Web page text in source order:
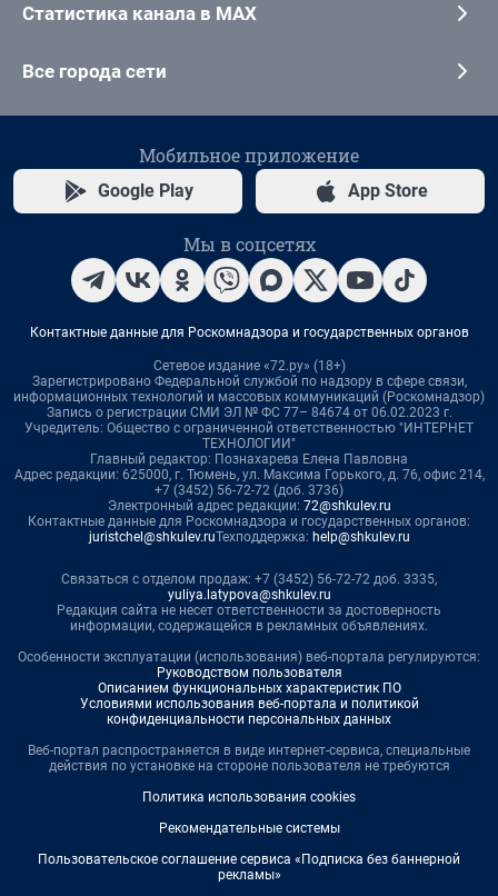
Статистика канала в MAX
Все города сети
Мобильное приложение
Google Play App Store
Мы в соцсетях
Контактные данные для Роскомнадзора и государственных органов
Сетевое издание «72.ру» (18+)
Зарегистрировано Федеральной службой по надзору в сфере связи,
информационных технологий и массовых коммуникаций (Роскомнадзор)
Запись о регистрации СМИ ЭЛ № ФС 77– 84674 от 06.02.2023 г.
Учредитель: Общество с ограниченной ответственностью "ИНТЕРНЕТ
ТЕХНОЛОГИИ"
Главный редактор: Познахарева Елена Павловна
Адрес редакции: 625000, г. Тюмень, ул. Максима Горького, д. 76, офис 214,
+7 (3452) 56-72-72 (доб. 3736)
Электронный адрес редакции: 72@shkulev.ru
Контактные данные для Роскомнадзора и государственных органов:
juristchel@shkulev.ruТехподдержка: help@shkulev.ru
Связаться с отделом продаж: +7 (3452) 56-72-72 доб. 3335,
yuliya.latypova@shkulev.ru
Редакция сайта не несет ответственности за достоверность
информации, содержащейся в рекламных объявлениях.
Особенности эксплуатации (использования) веб-портала регулируются:
Руководством пользователя
Описанием функциональных характеристик ПО
Условиями использования веб-портала и политикой
конфиденциальности персональных данных
Веб-портал распространяется в виде интернет-сервиса, специальные
действия по установке на стороне пользователя не требуются
Политика использования cookies
Рекомендательные системы
Пользовательское соглашение сервиса «Подписка без баннерной
рекламы»